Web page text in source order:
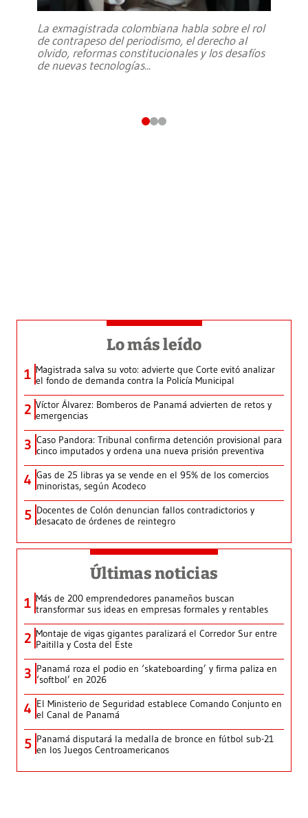
La exmagistrada colombiana habla sobre el rol
de contrapeso del periodismo, el derecho al
olvido, reformas constitucionales y los desafíos
de nuevas tecnologías...
Lo más leído
1 Magistrada salva su voto: advierte que Corte evitó analizar
el fondo de demanda contra la Policía Municipal
2 Víctor Álvarez: Bomberos de Panamá advierten de retos y
emergencias
3 Caso Pandora: Tribunal confirma detención provisional para
cinco imputados y ordena una nueva prisión preventiva
4 Gas de 25 libras ya se vende en el 95% de los comercios
minoristas, según Acodeco
5 Docentes de Colón denuncian fallos contradictorios y
desacato de órdenes de reintegro
Últimas noticias
1 Más de 200 emprendedores panameños buscan
transformar sus ideas en empresas formales y rentables
2 Montaje de vigas gigantes paralizará el Corredor Sur entre
Paitilla y Costa del Este
3 Panamá roza el podio en ‘skateboarding’ y firma paliza en
‘softbol’ en 2026
4 El Ministerio de Seguridad establece Comando Conjunto en
el Canal de Panamá
5 Panamá disputará la medalla de bronce en fútbol sub-21
en los Juegos Centroamericanos